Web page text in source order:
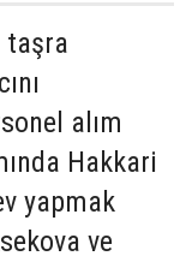
taşra
alım
Hakkari
yapmak
ve